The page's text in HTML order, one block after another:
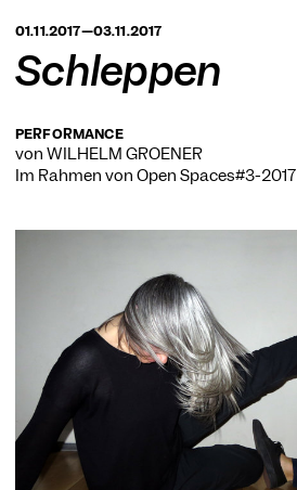
BERLIN
01.11.2017—03.11.2017
Schleppen
PERFORMANCE
von WILHELM GROENER
Im Rahmen von Open Spaces#3-2017